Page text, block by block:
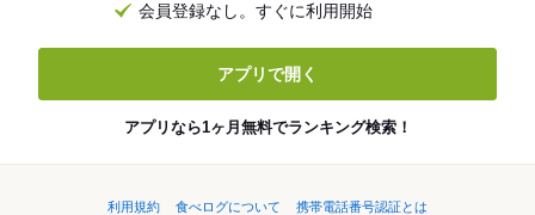
会員登録なし。すぐに利用開始
アプリで開く
アプリなら1ヶ月無料でランキング検索！
利用規約 食べログについて
携帯電話番号認証とは